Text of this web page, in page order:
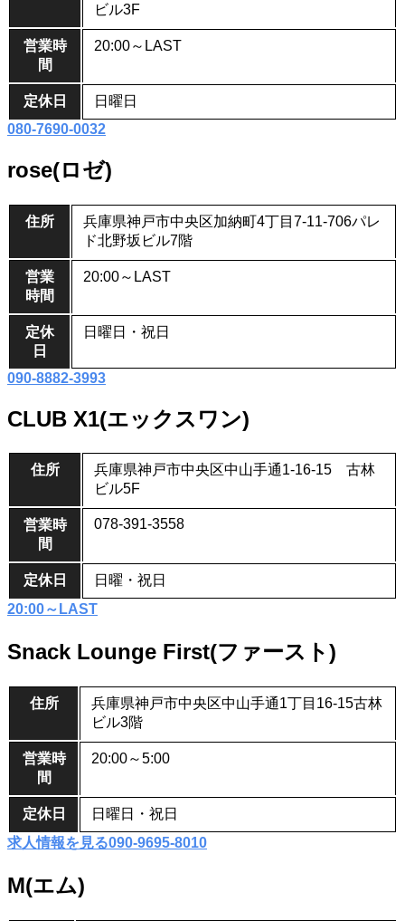
ビル3F
営業時
間
20:00～LAST
定休日
日曜日
080-7690-0032
rose(ロゼ)
住所
兵庫県神戸市中央区加納町4丁目7-11-706パレ
ド北野坂ビル7階
営業
時間
20:00～LAST
定休
日
日曜日・祝日
090-8882-3993
CLUB X1(エックスワン)
住所
兵庫県神戸市中央区中山手通1-16-15 古林
ビル5F
営業時
間
078-391-3558
定休日
日曜・祝日
20:00～LAST
Snack Lounge First(ファースト)
住所
兵庫県神戸市中央区中山手通1丁目16‐15古林
ビル3階
営業時
間
20:00～5:00
定休日
日曜日・祝日
求人情報を見る090-9695-8010
M(エム)